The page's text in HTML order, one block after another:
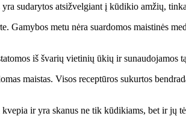
sudarytos atsižvelgiant į kūdikio amžių,
Gamybos metu nėra suardomos maistinės
iš švarių vietinių ūkių ir sunaudojamos
maistas. Visos receptūros sukurtos
ir yra skanus ne tik kūdikiams, bet ir jų